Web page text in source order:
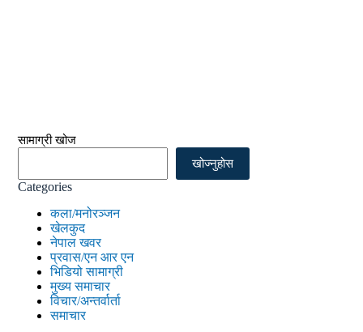
सामाग्री खोज
खोज्नुहोस
Categories
कला/मनोरञ्जन
खेलकुद
नेपाल खवर
प्रवास/एन आर एन
भिडियो सामाग्री
मुख्य समाचार
विचार/अन्तर्वार्ता
समाचार